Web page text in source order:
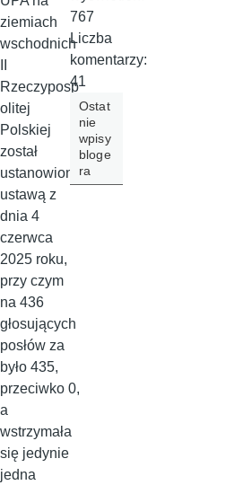
ziemiach
wschodnich
Rzeczyposp
olitej
Polskiej
został
ustanowiony
ustawą z
dnia 4
czerwca
2025 roku,
przy czym
na 436
głosujących
posłów za
było 435,
przeciwko 0,
a
wstrzymała
się jedynie
jedna
767
Liczba
komentarzy:
41
Ostat
nie
wpisy
bloge
ra